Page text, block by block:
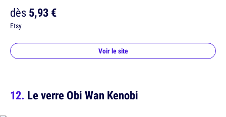
dès5,93 €
Etsy
Voir le site
Le verre Obi Wan Kenobi